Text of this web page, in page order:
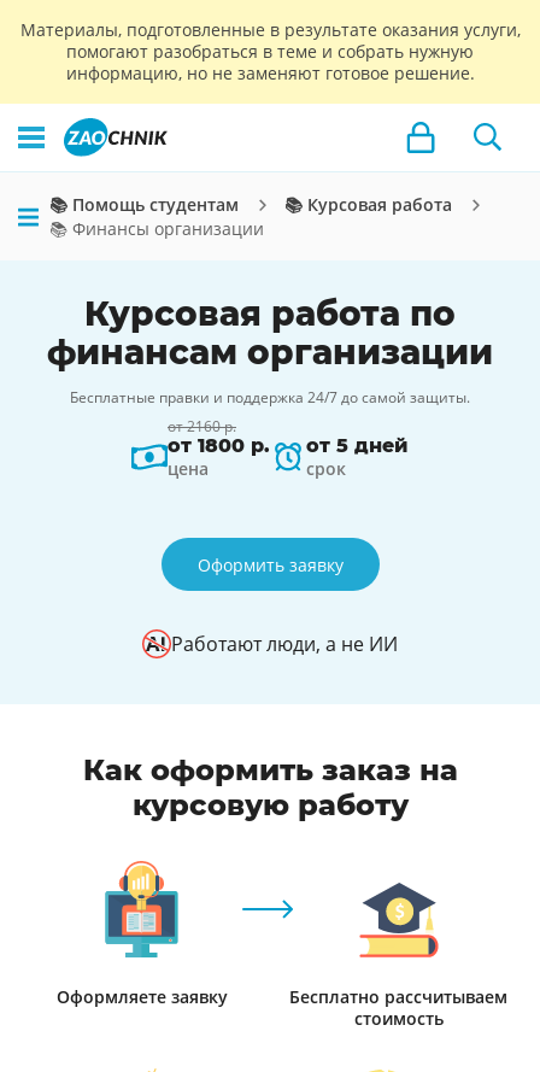
Материалы, подготовленные в результате оказания услуги,
помогают разобраться в теме и собрать нужную
информацию, но не заменяют готовое решение.
📚 Помощь студентам
📚 Курсовая работа
📚 Финансы организации
Курсовая работа по
финансам организации
Бесплатные правки и поддержка 24/7 до самой защиты.
от 2160 р.
от 1800 р.
цена
от 5 дней
срок
Оформить заявку
Работают люди, а не ИИ
Как оформить заказ на
курсовую работу
Оформляете заявку
Бесплатно рассчитываем
стоимость